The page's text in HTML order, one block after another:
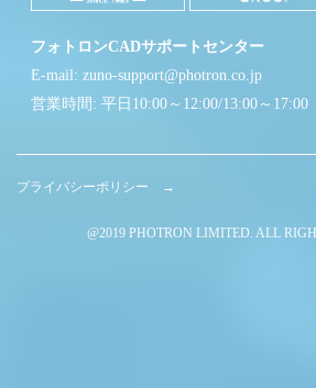
フォトロンCADサポートセンター
E-mail: zuno-support@photron.co.jp
営業時間: 平日10:00～12:00/13:00～17:00
プライバシーポリシー →
@2019 PHOTRON LIMITED. ALL